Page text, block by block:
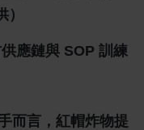
應鏈與 SOP 訓練
而言，紅帽炸物提